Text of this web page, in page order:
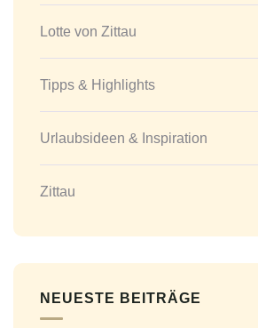
Lotte von Zittau
Tipps & Highlights
Urlaubsideen & Inspiration
Zittau
NEUESTE BEITRÄGE